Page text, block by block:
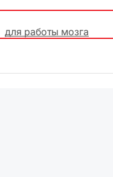
для работы мозга